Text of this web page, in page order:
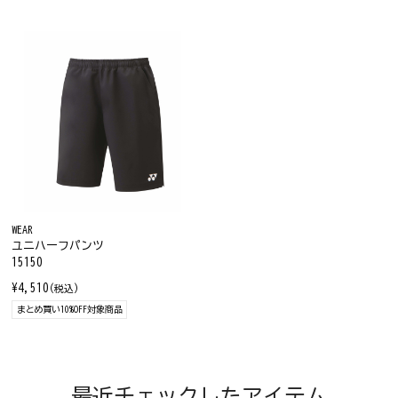
WEAR
ユニハーフパンツ
15150
¥4,510 (税込)
まとめ買い10%OFF対象商品